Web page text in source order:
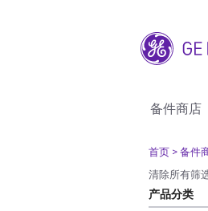
备件商店
首页 > 备件
清除所有筛
产品分类